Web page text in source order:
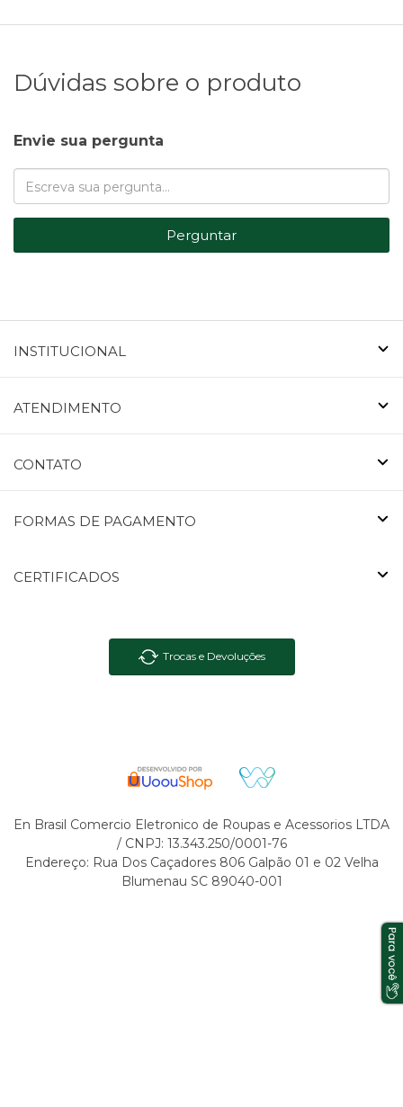
Dúvidas sobre o produto
Envie sua pergunta
Perguntar
INSTITUCIONAL
ATENDIMENTO
CONTATO
FORMAS DE PAGAMENTO
CERTIFICADOS
Trocas e Devoluções
En Brasil Comercio Eletronico de Roupas e Acessorios LTDA
/ CNPJ: 13.343.250/0001-76
Endereço: Rua Dos Caçadores 806 Galpão 01 e 02 Velha
Blumenau SC 89040-001